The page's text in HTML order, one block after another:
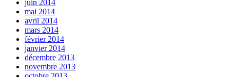
juin 2014
mai 2014
avril 2014
mars 2014
février 2014
janvier 2014
décembre 2013
novembre 2013